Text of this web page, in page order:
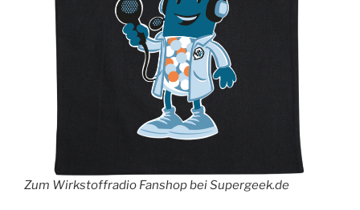
Zum Wirkstoffradio Fanshop bei Supergeek.de